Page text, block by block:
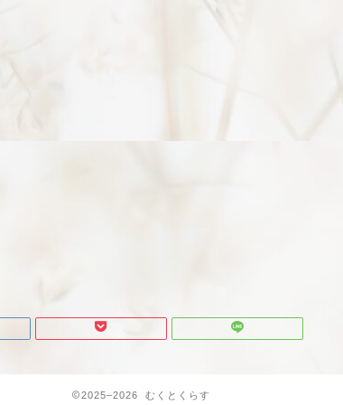
2025–2026 むくとくらす